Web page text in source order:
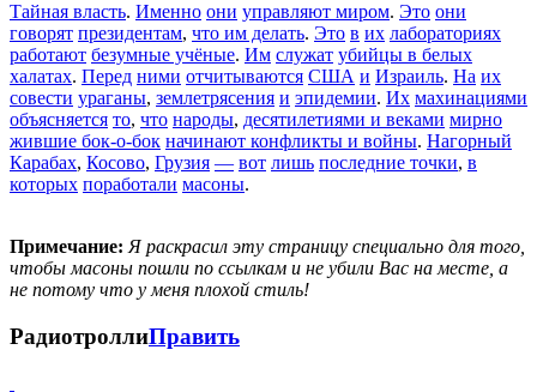
Тайная власть. Именно они управляют миром. Это они
говорят президентам, что им делать. Это в их лабораториях
работают безумные учёные. Им служат убийцы в белых
халатах. Перед ними отчитываются США и Израиль. На их
совести ураганы, землетрясения и эпидемии. Их махинациями
объясняется то, что народы, десятилетиями и веками мирно
жившие бок-о-бок начинают конфликты и войны. Нагорный
Карабах, Косово, Грузия — вот лишь последние точки, в
которых поработали масоны.
Примечание: Я раскрасил эту страницу специально для того,
чтобы масоны пошли по ссылкам и не убили Вас на месте, а
не потому что у меня плохой стиль!
РадиотроллиПравить